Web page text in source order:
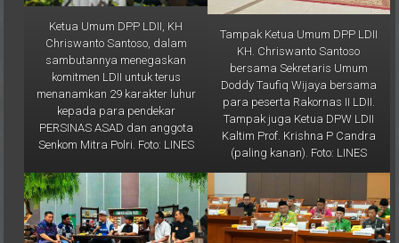
Ketua Umum DPP LDII, KH
Chriswanto Santoso, dalam
sambutannya menegaskan
komitmen LDII untuk terus
menanamkan 29 karakter luhur
kepada para pendekar
PERSINAS ASAD dan anggota
Senkom Mitra Polri. Foto: LINES
Tampak Ketua Umum DPP LDII
KH. Chriswanto Santoso
bersama Sekretaris Umum
Doddy Taufiq Wijaya bersama
para peserta Rakornas II LDII.
Tampak juga Ketua DPW LDII
Kaltim Prof. Krishna P Candra
(paling kanan). Foto: LINES